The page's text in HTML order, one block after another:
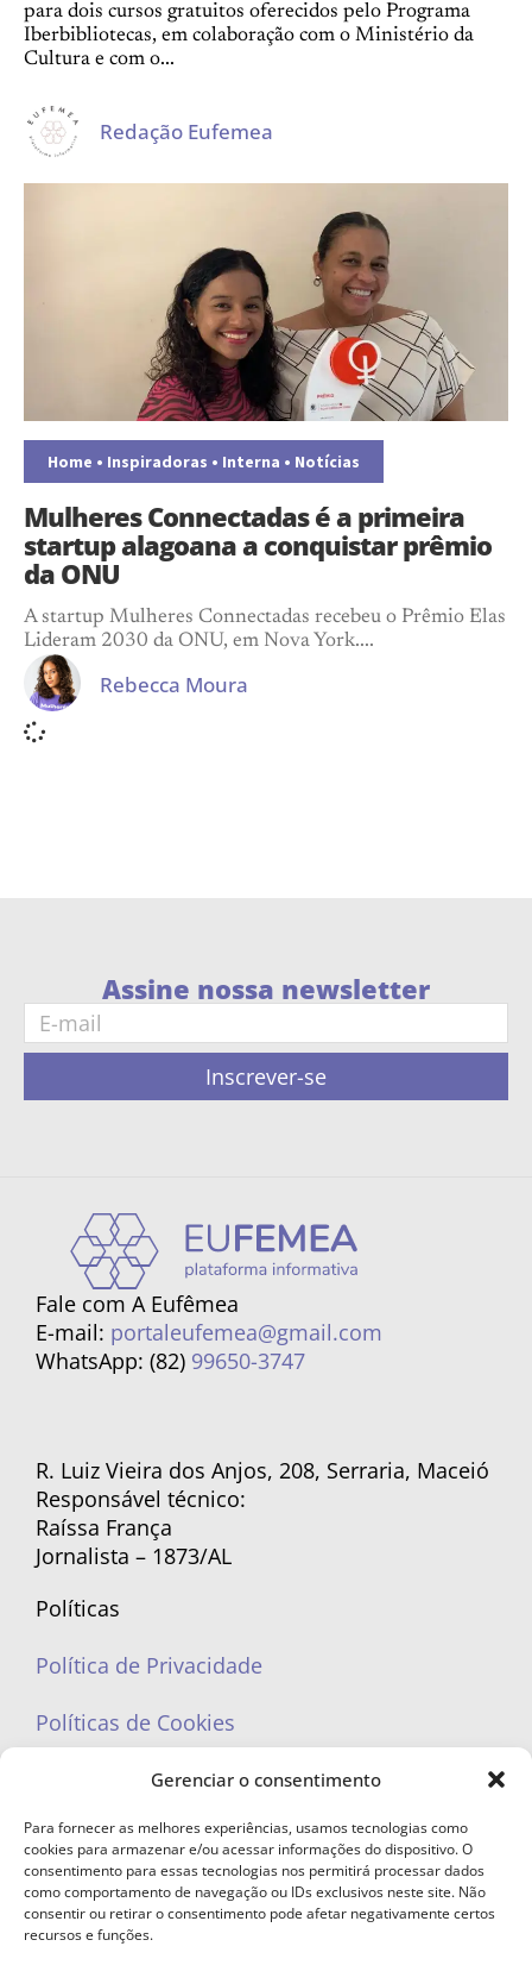
Gerenciar o consentimento
Para fornecer as melhores experiências, usamos tecnologias como
cookies para armazenar e/ou acessar informações do dispositivo. O
consentimento para essas tecnologias nos permitirá processar dados
como comportamento de navegação ou IDs exclusivos neste site. Não
consentir ou retirar o consentimento pode afetar negativamente certos
recursos e funções.
para dois cursos gratuitos oferecidos pelo Programa
Iberbibliotecas, em colaboração com o Ministério da
Cultura e com o...
Redação Eufemea
Home • Inspiradoras • Interna • Notícias
Mulheres Connectadas é a primeira
startup alagoana a conquistar prêmio
da ONU
A startup Mulheres Connectadas recebeu o Prêmio Elas
Lideram 2030 da ONU, em Nova York....
Rebecca Moura
Assine nossa newsletter
Inscrever-se
Fale com A Eufêmea
E-mail: portaleufemea@gmail.com
WhatsApp: (82) 99650-3747
R. Luiz Vieira dos Anjos, 208, Serraria, Maceió
Responsável técnico:
Raíssa França
Jornalista – 1873/AL
Políticas
Política de Privacidade
Políticas de Cookies
portaleufemea@gmail.com